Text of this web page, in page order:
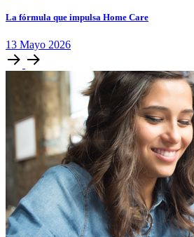
La fórmula que impulsa Home Care
13 Mayo 2026